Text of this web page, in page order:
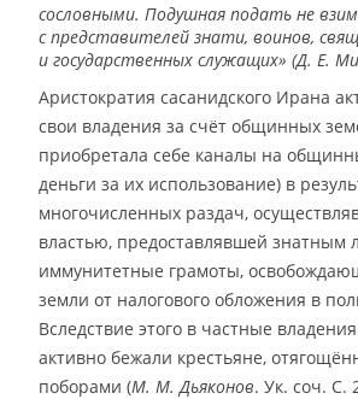
сословными. Подушная подать не
с представителей знати, воинов,
и государственных служащих» (Д. Е.
Аристократия сасанидского Ирана
свои владения за счёт общинных
приобретала себе каналы на
деньги за их использование) в
многочисленных раздач,
властью, предоставлявшей знатным
иммунитетные грамоты,
земли от налогового обложения в
Вследствие этого в частные
активно бежали крестьяне,
поборами (М. М. Дьяконов. Ук. соч. С.